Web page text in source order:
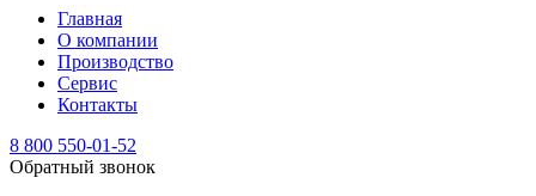
Главная
О компании
Производство
Сервис
Контакты
8 800 550-01-52
Обратный звонок